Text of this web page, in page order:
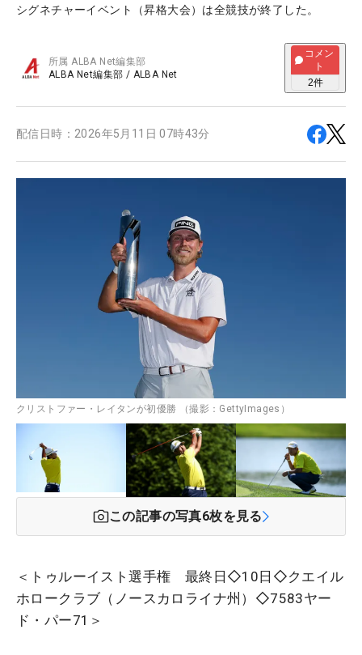
シグネチャーイベント（昇格大会）は全競技が終了した。
所属ALBA Net編集部
ALBA Net編集部 / ALBA Net
コメン
ト
2件
配信日時： 2026年5月11日 07時43分
クリストファー・レイタンが初優勝 （撮影：GettyImages）
この記事の写真6枚を見る
＜トゥルーイスト選手権 最終日◇10日◇クエイル
ホロークラブ（ノースカロライナ州）◇7583ヤー
ド・パー71＞